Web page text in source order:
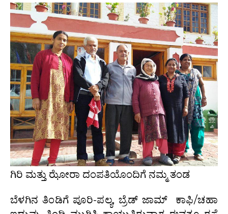
ಗಿರಿ ಮತ್ತು ಝೋರಾ ದಂಪತಿಯೊಂದಿಗೆ ನಮ್ಮ ತಂಡ
ಬೆಳಗಿನ ತಿಂಡಿಗೆ ಪೂರಿ-ಪಲ್ಯ, ಬ್ರೆಡ್ ಜಾಮ್ ಕಾಫಿ/ಚಹಾ